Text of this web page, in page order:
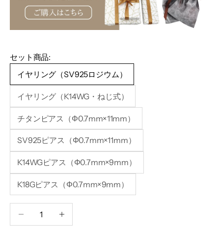
セット商品:
イヤリング（SV925ロジウム）
イヤリング（K14WG・ねじ式）
チタンピアス（Φ0.7mm×11mm）
SV925ピアス（Φ0.7mm×11mm）
K14WGピアス（Φ0.7mm×9mm）
K18Gピアス（Φ0.7mm×9mm）
数量を減らす 数量を減らす